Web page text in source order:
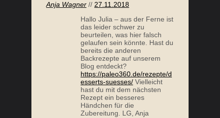
Anja Wagner // 27.11.2018
Hallo Julia – aus der Ferne ist
das leider schwer zu
beurteilen, was hier falsch
gelaufen sein könnte. Hast du
bereits die anderen
Backrezepte auf unserem
Blog entdeckt?
https://paleo360.de/rezepte/d
esserts-suesses/ Vielleicht
hast du mit dem nächsten
Rezept ein besseres
Händchen für die
Zubereitung. LG, Anja